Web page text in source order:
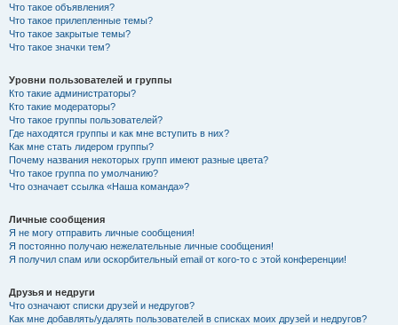
Что такое объявления?
Что такое прилепленные темы?
Что такое закрытые темы?
Что такое значки тем?
Уровни пользователей и группы
Кто такие администраторы?
Кто такие модераторы?
Что такое группы пользователей?
Где находятся группы и как мне вступить в них?
Как мне стать лидером группы?
Почему названия некоторых групп имеют разные цвета?
Что такое группа по умолчанию?
Что означает ссылка «Наша команда»?
Личные сообщения
Я не могу отправить личные сообщения!
Я постоянно получаю нежелательные личные сообщения!
Я получил спам или оскорбительный email от кого-то с этой конференции!
Друзья и недруги
Что означают списки друзей и недругов?
Как мне добавлять/удалять пользователей в списках моих друзей и недругов?